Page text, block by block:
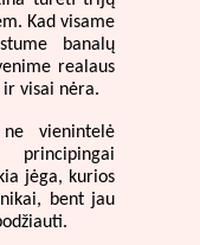
Kad visame
banalų
realaus
visai nėra.
vienintelė
jėga, kurios
bent jau